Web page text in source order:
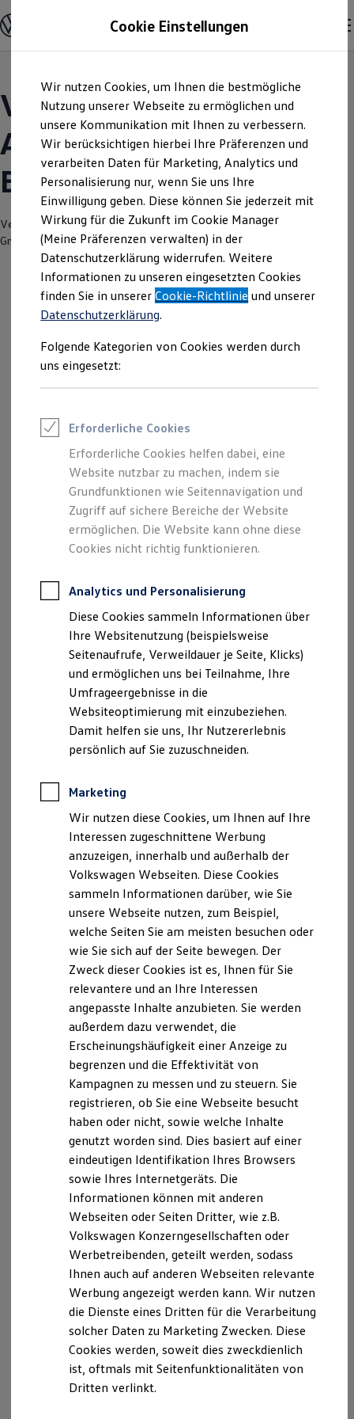
Hauptinhalt
springen
Footer
springen
Modelle und Konfigurator
Konfigurator
Modelle vergleichen
Elektroautos
ENERGY Sondermodelle
Nutzfahrzeuge
SUV und CUV
Familienautos
Kombis
Kompaktwagen
Sportwagen
Schnell verfügbare Fahrzeuge
Angebote und Produkte
Aktuelle Angebote
E-Auto-Förderung
Volkswagen Marktplatz
Die ENERGY Sondermodelle
Junge Gebrauchtwagen und Gebrauchtwagen
Volkswagen Zertifizierte Gebrauchtwagen
Elektromobilität bei Gebrauchtwagen
Saisonangebote
Reifenpakete
Leasing
Leasing-Angebote
Elektroauto Leasing
Kleinwagen-Leasing
Leasing ohne Anzahlung
Finanzierung
Autokredit mit Schlussrate
Versicherungen und Garantien
Kfz-Versicherung
Restschuldversicherungen
Garantien
Professional Class bei Volkswagen
Behörden
Direktkunden
Sonderfahrzeuge
Anpfiff zum Gewinn
Elektromobilität
Elektroautos
ID. Tutorials
Der neue ID. Polo
Der neue ID.3 Neo
Der ID.4
Der ID.7
Der ID.7 GTX
Der ID.7 Tourer
Der ID.7 GTX Tourer
Der ID. Buzz
Der neue ID. Cross
Elektrofahrzeugkonzepte
ID. EVERY1
Reichweite der ID. Modelle
Reichweite im Winter
Rekuperation
Laden unterwegs
Laden Zuhause
Ladestationen finden
Ladezeitensimulator
Batterie
Sicherheit
Garantie und Lebensdauer
Technologie
Kosten und Kauf
Verbrauchskosten
Kaufoptionen
E-Auto-Förderung
Software und Konnektivität
Die ID. Software 6
ID. Software Versionen und Updates
Digitale Extras
Schnittstellen zu Ihrem ID.
Hybridautos
Marke und Erlebnis
Volkswagen R und R Experience
R-Modelle
R Experience
Driving Experience
Volkswagen entdecken
Werkbesichtigung
Factory visit
T-Roc Kollektion
Golf Kollektion
Volkswagen Modelle |
Autohaus Wicke
Bochum
Verantwortlich für die Inhalte auf dieser Seite ist die Autohaus Wicke
GmbH
Impressum & Rechtliches)
Der Polo
Kompakt, wendig und voller Möglichkeiten.
Entdecken Sie den Polo.
Der neue ID.3 Neo
So geht neu. Klar im Design. Stark im Alltag.
Entdecken Sie jetzt den neuen ID.3 Neo!
Mehr zum ID.3 Neo erfahren
Der T-Cross
Wendig, flexibel, vielseitig. Entdecken Sie den
T‑Cross.
Mehr zum T-Cross erfahren
Cookie Einstellungen
Wir nutzen Cookies, um Ihnen die bestmögliche
Nutzung unserer Webseite zu ermöglichen und
unsere Kommunikation mit Ihnen zu verbessern.
Wir berücksichtigen hierbei Ihre Präferenzen und
verarbeiten Daten für Marketing, Analytics und
Personalisierung nur, wenn Sie uns Ihre
Einwilligung geben. Diese können Sie jederzeit mit
Wirkung für die Zukunft im Cookie Manager
(Meine Präferenzen verwalten) in der
Datenschutzerklärung widerrufen. Weitere
Informationen zu unseren eingesetzten Cookies
finden Sie in unsererCookie-Richtlinie und unserer
Datenschutzerklärung.
Folgende Kategorien von Cookies werden durch
uns eingesetzt:
Erforderliche Cookies
Erforderliche Cookies helfen dabei, eine
Website nutzbar zu machen, indem sie
Grundfunktionen wie Seitennavigation und
Zugriff auf sichere Bereiche der Website
ermöglichen. Die Website kann ohne diese
Cookies nicht richtig funktionieren.
Analytics und Personalisierung
Diese Cookies sammeln Informationen über
Ihre Websitenutzung (beispielsweise
Seitenaufrufe, Verweildauer je Seite, Klicks)
und ermöglichen uns bei Teilnahme, Ihre
Umfrageergebnisse in die
Websiteoptimierung mit einzubeziehen.
Damit helfen sie uns, Ihr Nutzererlebnis
persönlich auf Sie zuzuschneiden.
Marketing
Wir nutzen diese Cookies, um Ihnen auf Ihre
Interessen zugeschnittene Werbung
anzuzeigen, innerhalb und außerhalb der
Volkswagen Webseiten. Diese Cookies
sammeln Informationen darüber, wie Sie
unsere Webseite nutzen, zum Beispiel,
welche Seiten Sie am meisten besuchen oder
wie Sie sich auf der Seite bewegen. Der
Zweck dieser Cookies ist es, Ihnen für Sie
relevantere und an Ihre Interessen
angepasste Inhalte anzubieten. Sie werden
außerdem dazu verwendet, die
Erscheinungshäufigkeit einer Anzeige zu
begrenzen und die Effektivität von
Kampagnen zu messen und zu steuern. Sie
registrieren, ob Sie eine Webseite besucht
haben oder nicht, sowie welche Inhalte
genutzt worden sind. Dies basiert auf einer
eindeutigen Identifikation Ihres Browsers
sowie Ihres Internetgeräts. Die
Informationen können mit anderen
Webseiten oder Seiten Dritter, wie z.B.
Volkswagen Konzerngesellschaften oder
Werbetreibenden, geteilt werden, sodass
Ihnen auch auf anderen Webseiten relevante
Werbung angezeigt werden kann. Wir nutzen
die Dienste eines Dritten für die Verarbeitung
solcher Daten zu Marketing Zwecken. Diese
Cookies werden, soweit dies zweckdienlich
ist, oftmals mit Seitenfunktionalitäten von
Dritten verlinkt.